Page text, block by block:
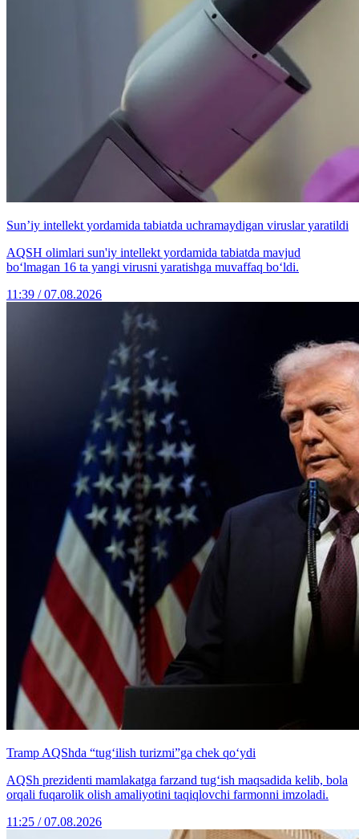
Sun’iy intellekt yordamida tabiatda uchramaydigan viruslar yaratildi
AQSH olimlari sun'iy intellekt yordamida tabiatda mavjud
bo‘lmagan 16 ta yangi virusni yaratishga muvaffaq bo‘ldi.
11:39 / 07.08.2026
Tramp AQShda “tug‘ilish turizmi”ga chek qo‘ydi
AQSh prezidenti mamlakatga farzand tug‘ish maqsadida kelib, bola
orqali fuqarolik olish amaliyotini taqiqlovchi farmonni imzoladi.
11:25 / 07.08.2026